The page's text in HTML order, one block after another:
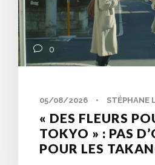
0
05/08/2026 • STÉPHANE
« DES FLEURS
TOKYO » : PAS
POUR LES